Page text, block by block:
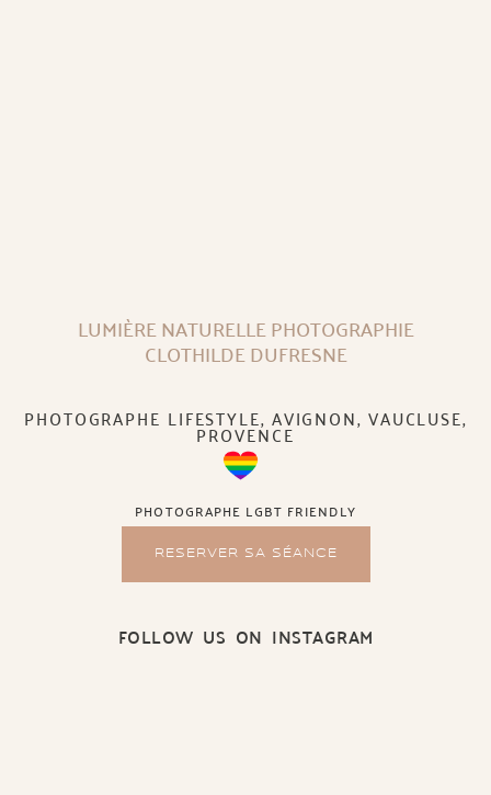
LUMIÈRE NATURELLE PHOTOGRAPHIE
CLOTHILDE DUFRESNE
PHOTOGRAPHE LIFESTYLE, AVIGNON, VAUCLUSE,
PROVENCE
PHOTOGRAPHE LGBT FRIENDLY
RESERVER SA SÉANCE
FOLLOW US ON INSTAGRAM